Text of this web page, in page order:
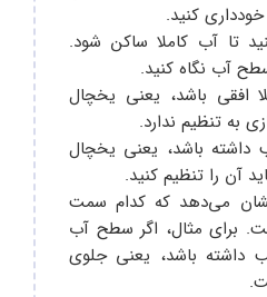
کنید.
تا آب کاملا ساکن شود.
آب نگاه کنید.
افقی باشد، یعنی یخچال
به تنظیم ندارد.
باشد، یعنی یخچال
آن را تنظیم کنید.
می‌دهد که کدام سمت
برای مثال، اگر سطح آب
باشد، یعنی جلوی